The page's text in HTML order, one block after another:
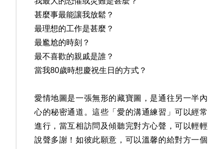
甚麼事最能讓我放鬆？
最理想的工作是甚麼？
最尷尬的時刻？
最不喜歡的親戚是誰？
當我80歲時想慶祝生日的方式？
愛情地圖是一張無形的藏寶圖，是通往另一半內
心的秘密通道。這些「愛的溝通練習」可以經常
進行，當互相訪問及傾聽完對方心聲，可以輕輕
說聲多謝！如彼此願意，可以溫馨的給對方一個